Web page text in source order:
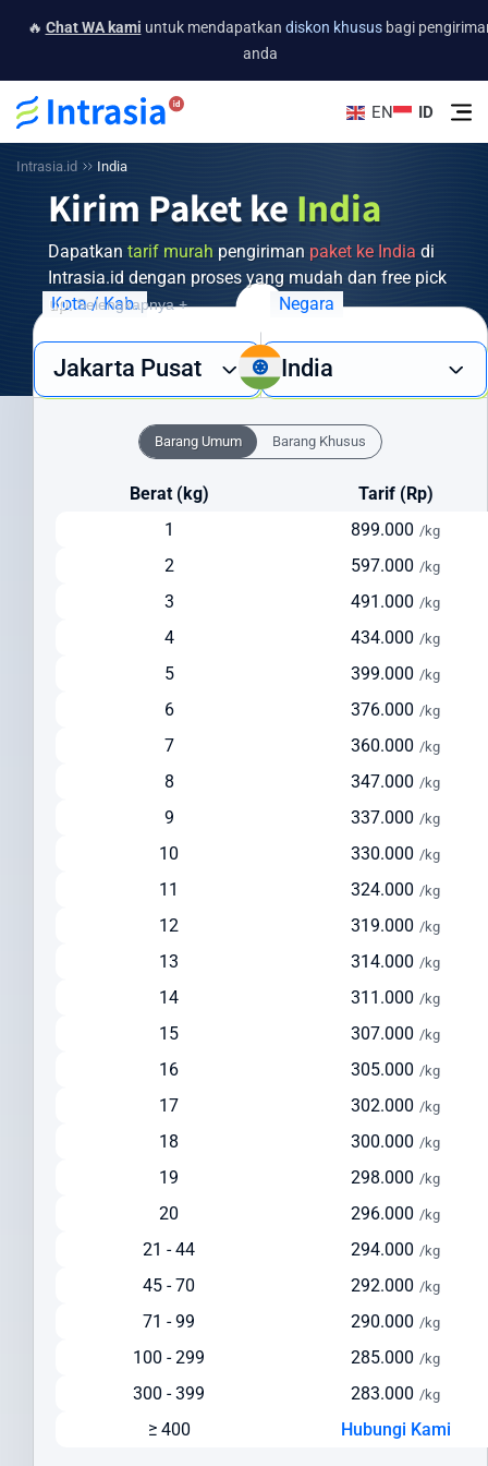
🔥 Chat WA kami untuk mendapatkan diskon khususbagi
anda
EN ID
Intrasia.id India
Kirim Paket ke India
Dapatkan tarif murah pengiriman paket ke India di
Intrasia.id dengan proses yang mudah dan free pick
up.Selengkapnya +
Butuh layanan pengiriman barang ke India yang cepat, aman, dan
ekonomis? Intrasia.id hadir sebagai solusi terpercaya untuk semua
yang luas dan pengalaman bertahun-tahun, kami menjamin paket
Anda sampai ke India dengan aman dan tepat waktu.
Cara Kirim Paket ke India yang Efisien dan
dari Indonesia kini menjadi lebih mudah
dengan Intrasia.id. Kami menawarkan berbagai opsi pengiriman
Cocok untuk dokumen penting, barang bernilai tinggi, dan
pengiriman urgent
Pelacakan real-time untuk memantau status paket Anda
Solusi seimbang antara kecepatan dan biaya
Ideal untuk pengiriman reguler dengan biaya lebih terjangkau
Tersedia layanan pickup dari alamat pengirim
Pengiriman via Laut
Estimasi waktu pengiriman: 30-45 hari
Cocok untuk barang berat di atas 150 kg
Solusi hemat untuk pengiriman yang tidak terlalu mendesak
Cek Ongkir ke India Dengan Mudah
Sebelum mengirim paket, lakukan cek ongkir ke India untuk
mempersiapkan anggaran pengiriman Anda. Intrasia.id
Faktor yang memengaruhi biaya pengiriman ke India meliputi:
Jenis layanan yang dipilih (express/standard)
Lokasi pengiriman dan penerimaan
Layanan tambahan yang dipilih
Kota / Kab.
Jakarta Pusat
Negara
India
Barang Umum Barang Khusus
Berat (kg)
Tarif (Rp)
1
899.000 /kg
2 597.000 /kg
3 491.000 /kg
4 434.000 /kg
5 399.000 /kg
6 376.000 /kg
7 360.000 /kg
8 347.000 /kg
9 337.000 /kg
10 330.000 /kg
11 324.000 /kg
12 319.000 /kg
13 314.000 /kg
14 311.000 /kg
15 307.000 /kg
16 305.000 /kg
17 302.000 /kg
18 300.000 /kg
19 298.000 /kg
20 296.000 /kg
21 - 44 294.000 /kg
45 - 70 292.000 /kg
71 - 99 290.000 /kg
100 - 299 285.000 /kg
300 - 399 283.000 /kg
≥ 400 Hubungi Kami